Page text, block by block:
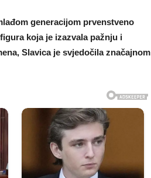
generacijom prvenstveno
koja je izazvala pažnju i
Slavica je svjedočila značajnom